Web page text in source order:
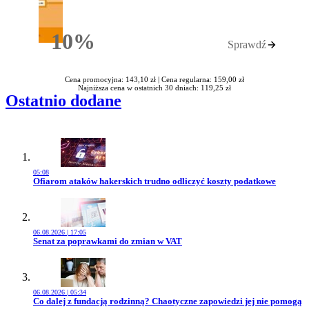
10%Rabatu Sprawdź
Cena promocyjna: 143,10 zł | Cena regularna: 159,00 zł
Najniższa cena w ostatnich 30 dniach: 119,25 zł
Ostatnio dodane
05:08
Przejdź do artykułu:
Ofiarom ataków hakerskich trudno odliczyć koszty podatkowe
06.08.2026 | 17:05
Przejdź do artykułu:
Senat za poprawkami do zmian w VAT
06.08.2026 | 05:34
Przejdź do artykułu:
Co dalej z fundacją rodzinną? Chaotyczne zapowiedzi jej nie pomogą